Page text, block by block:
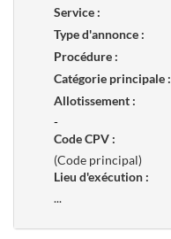
Service :
Type d'annonce :
Procédure :
Catégorie principale :
Allotissement :
-
Code CPV :
(Code principal)
Lieu d'exécution :
...